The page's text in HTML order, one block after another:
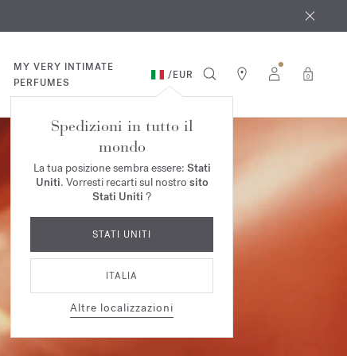
MY VERY INTIMATE
PERFUMES
/EUR 0
Spedizioni in tutto il
mondo
La tua posizione sembra essere: Stati
Uniti. Vorresti recarti sul nostro sito
Stati Uniti ?
STATI UNITI
ITALIA
Altre localizzazioni